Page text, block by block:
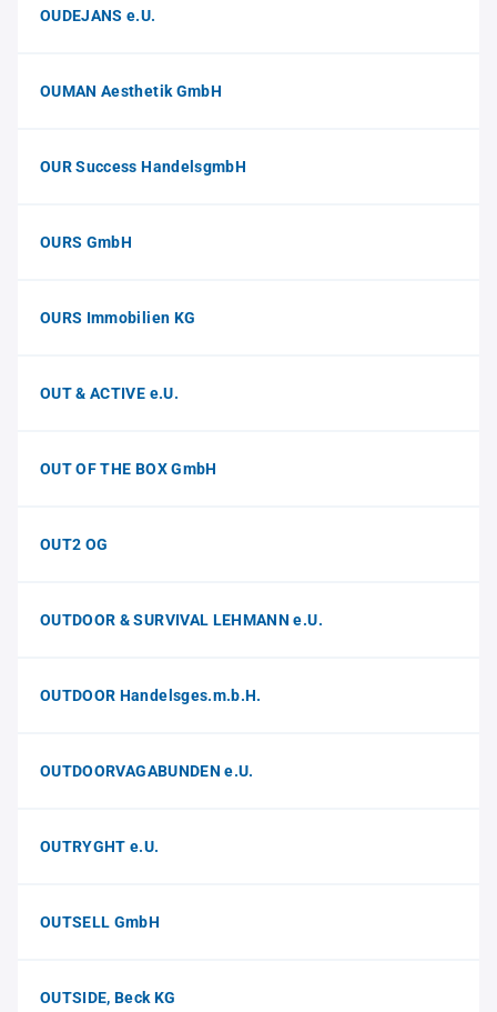
OUDEJANS e.U.
OUMAN Aesthetik GmbH
OUR Success HandelsgmbH
OURS GmbH
OURS Immobilien KG
OUT & ACTIVE e.U.
OUT OF THE BOX GmbH
OUT2 OG
OUTDOOR & SURVIVAL LEHMANN e.U.
OUTDOOR Handelsges.m.b.H.
OUTDOORVAGABUNDEN e.U.
OUTRYGHT e.U.
OUTSELL GmbH
OUTSIDE, Beck KG